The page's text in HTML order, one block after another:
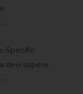
Specific
devi sapere